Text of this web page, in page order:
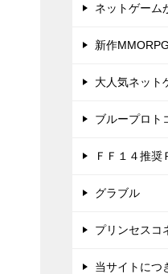
ネットゲーム
新作MMORPG
大人気ネット
ブループロト
ＦＦ１４推奨
グラブル
プリンセスコ
当サイトにつ